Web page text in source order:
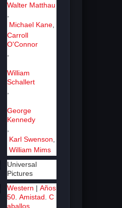
Walter Matthau
Michael Kane
Carroll
O'Connor
William
Schallert
George
Kennedy
Karl Swenson
William Mims
Universal
Pictures
Western | Años
50 Amistad C
aballos